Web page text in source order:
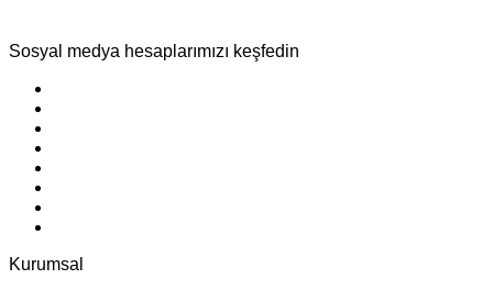
Sosyal medya hesaplarımızı keşfedin
Kurumsal